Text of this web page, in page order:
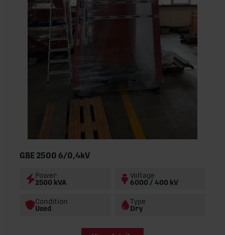
GBE 2500 6/0,4kV
Power
2500 kVA
Voltage
6000 / 400 kV
Condition
Used
Type
Dry